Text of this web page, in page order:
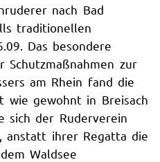
nach Bad
traditionellen
Das besondere
Schutzmaßnahmen zur
am Rhein fand die
wie gewohnt in Breisach
sich der Ruderverein
anstatt ihrer Regatta die
Waldsee